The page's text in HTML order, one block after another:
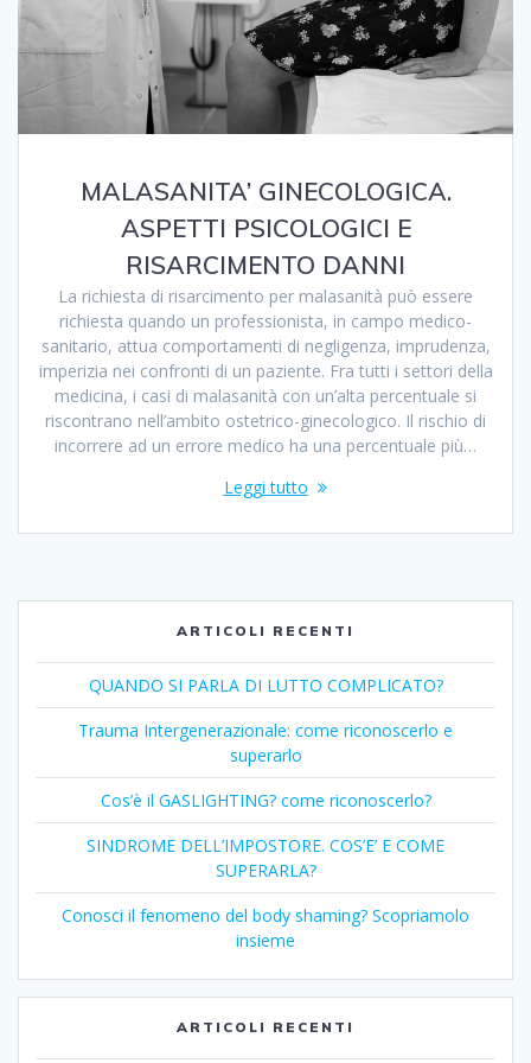
MALASANITA’ GINECOLOGICA.
ASPETTI PSICOLOGICI E
RISARCIMENTO DANNI
La richiesta di risarcimento per malasanità può essere
richiesta quando un professionista, in campo medico-
sanitario, attua comportamenti di negligenza, imprudenza,
imperizia nei confronti di un paziente. Fra tutti i settori della
medicina, i casi di malasanità con un’alta percentuale si
riscontrano nell’ambito ostetrico-ginecologico. Il rischio di
incorrere ad un errore medico ha una percentuale più…
Leggi tutto
ARTICOLI RECENTI
QUANDO SI PARLA DI LUTTO COMPLICATO?
Trauma Intergenerazionale: come riconoscerlo e
superarlo
Cos’è il GASLIGHTING? come riconoscerlo?
SINDROME DELL’IMPOSTORE. COS’E’ E COME
SUPERARLA?
Conosci il fenomeno del body shaming? Scopriamolo
insieme
ARTICOLI RECENTI